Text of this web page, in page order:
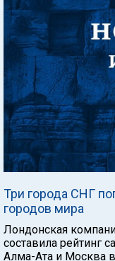
Три города СНГ
городов мира
Лондонская
составила рейтинг
Алма-Ата и Москва